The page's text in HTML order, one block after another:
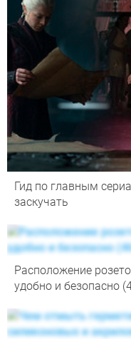
Гид по главным
заскучать
Расположение
удобно и безопасно